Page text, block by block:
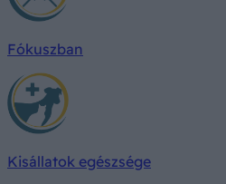
Fókuszban
Kisállatok egészsége